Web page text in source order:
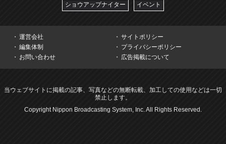
ショウアップナイター イベント
運営会社
サイトポリシー
編集体制
プライバシーポリシー
お問い合わせ
広告掲載について
当ウェブサイトに掲載の記事、写真などの無断転載、加工しての使用などは一切
禁止します。
Copyright Nippon Broadcasting System, Inc. All Rights Reserved.